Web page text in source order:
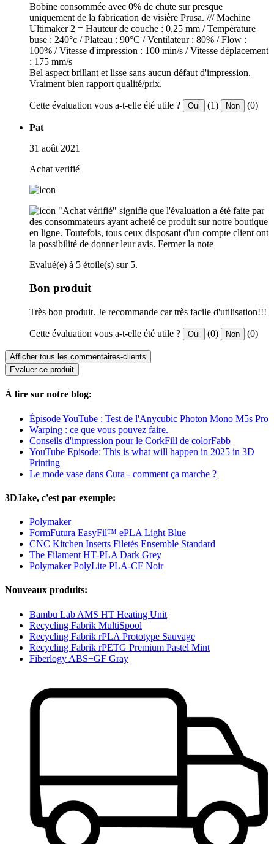
Bobine consommée avec 0% de chute sur presque
uniquement de la fabrication de visière Prusa. /// Machine
Ultimaker 2 = Hauteur de couche : 0,25 mm / Température
buse : 240°c / Plateau : 90°C / Ventilateur : 80% / Flow :
100% / Vitesse d'impression : 100 min/s / Vitesse déplacement
: 175 mm/s
Bel aspect brillant et lisse sans aucun défaut d'impression.
Vraiment bien rapport qualité/prix.
Cette évaluation vous a-t-elle été utile ? Oui (1) Non (0)
Pat
31 août 2021
Achat verifié
"Achat vérifié" signifie que l'évaluation a été faite par
des consommateurs ayant acheté ce produit sur notre boutique
en ligne. Toutefois, tous ceux disposant d'un compte client ont
la possibilité de donner leur avis. Fermer la note
Evalué(e) à 5 étoile(s) sur 5.
Bon produit
Très bon produit. Je recommande car très facile d'utilisation!!!
Cette évaluation vous a-t-elle été utile ? Oui (0) Non (0)
Afficher tous les commentaires-clients
Evaluer ce produit
À lire sur notre blog:
Épisode YouTube : Test de l'Anycubic Photon Mono M5s Pro
Warping : ce que vous pouvez faire.
Conseils d'impression pour le CorkFill de colorFabb
YouTube Episode: This is what will happen in 2025 in 3D
Printing
Le mode vase dans Cura - comment ça marche ?
3DJake, c'est par exemple:
Polymaker
FormFutura EasyFil™ ePLA Light Blue
CNC Kitchen Inserts Filetés Ensemble Standard
The Filament HT-PLA Dark Grey
Polymaker PolyLite PLA-CF Noir
Nouveaux produits:
Bambu Lab AMS HT Heating Unit
Recycling Fabrik MultiSpool
Recycling Fabrik rPLA Prototype Sauvage
Recycling Fabrik rPETG Premium Pastel Mint
Fiberlogy ABS+GF Gray